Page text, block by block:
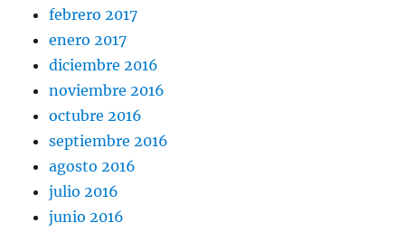
febrero 2017
enero 2017
diciembre 2016
noviembre 2016
octubre 2016
septiembre 2016
agosto 2016
julio 2016
junio 2016